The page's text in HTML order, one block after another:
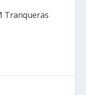
Tranqueras